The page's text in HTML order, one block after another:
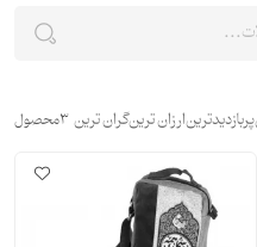
پربازدیدترینارزان ترینگران ترین 3محصول